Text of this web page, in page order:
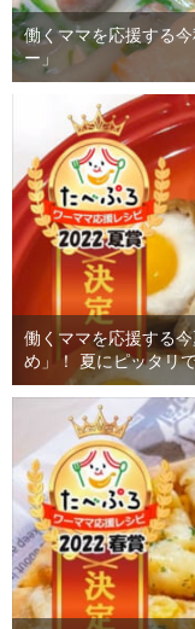
働くママを応援する
ー」
働くママを応援する
め」！ 夏にピッタリ